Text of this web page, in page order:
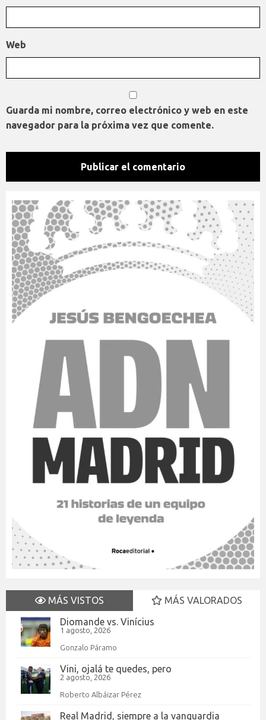
Web
Guarda mi nombre, correo electrónico y web en este
navegador para la próxima vez que comente.
MÁS VISTOS
MÁS VALORADOS
Diomande vs. Vinícius
1 agosto, 2026
Gonzalo Páramo
Vini, ojalá te quedes, pero
2 agosto, 2026
Roberto Albáizar Pérez
Real Madrid, siempre a la vanguardia